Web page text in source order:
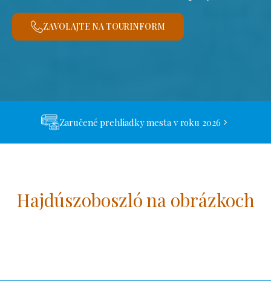
ZAVOLAJTE NA TOURINFORM
Zaručené prehliadky mesta v roku 2026
Hajdúszoboszló na obrázkoch